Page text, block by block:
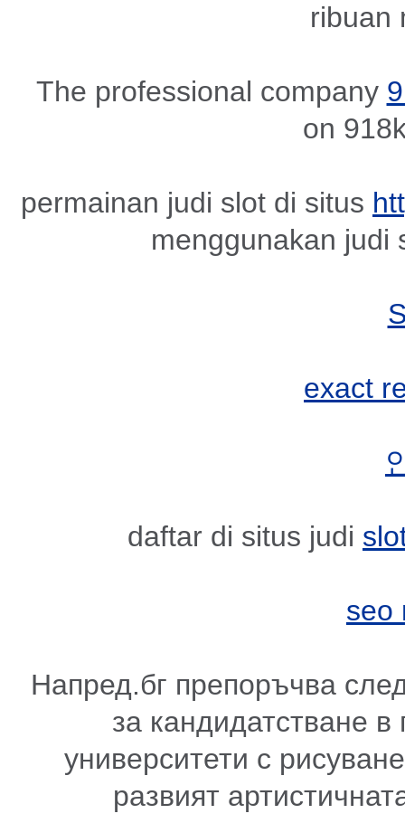
ribuan
The professional company
on
permainan judi slot di situs
menggunakan judi
exact
daftar di situs judi
seo
Напред.бг препоръчва
за кандидатстване
университети с
развият